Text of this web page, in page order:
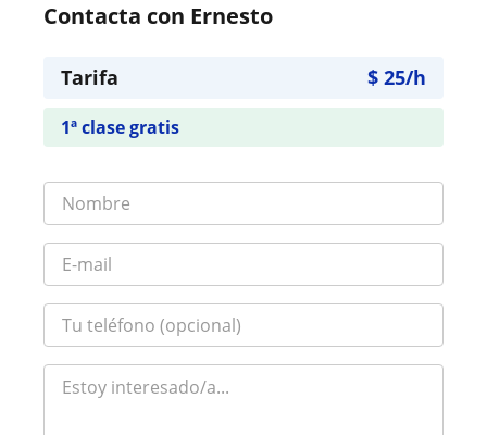
Contacta con Ernesto
Tarifa $ 25/h
1ª clase gratis